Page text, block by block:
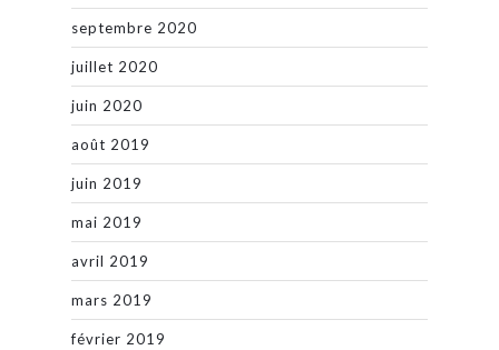
septembre 2020
juillet 2020
juin 2020
août 2019
juin 2019
mai 2019
avril 2019
mars 2019
février 2019